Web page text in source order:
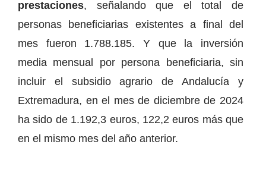
prestaciones, señalando que el total de
personas beneficiarias existentes a final del
mes fueron 1.788.185. Y que la inversión
media mensual por persona beneficiaria, sin
incluir el subsidio agrario de Andalucía y
Extremadura, en el mes de diciembre de 2024
ha sido de 1.192,3 euros, 122,2 euros más que
en el mismo mes del año anterior.